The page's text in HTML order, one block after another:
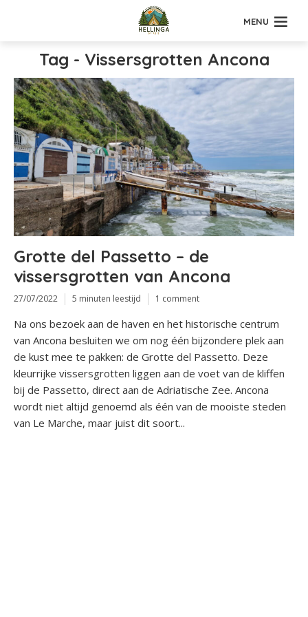
MENU
Tag - Vissersgrotten Ancona
Grotte del Passetto – de
vissersgrotten van Ancona
27/07/2022 5 minuten leestijd 1 comment
Na ons bezoek aan de haven en het historische centrum
van Ancona besluiten we om nog één bijzondere plek aan
de kust mee te pakken: de Grotte del Passetto. Deze
kleurrijke vissersgrotten liggen aan de voet van de kliffen
bij de Passetto, direct aan de Adriatische Zee. Ancona
wordt niet altijd genoemd als één van de mooiste steden
van Le Marche, maar juist dit soort...